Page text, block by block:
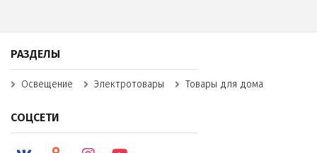
РАЗДЕЛЫ
Освещение Электротовары Товары для дома
СОЦСЕТИ